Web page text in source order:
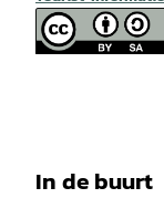
In de buurt